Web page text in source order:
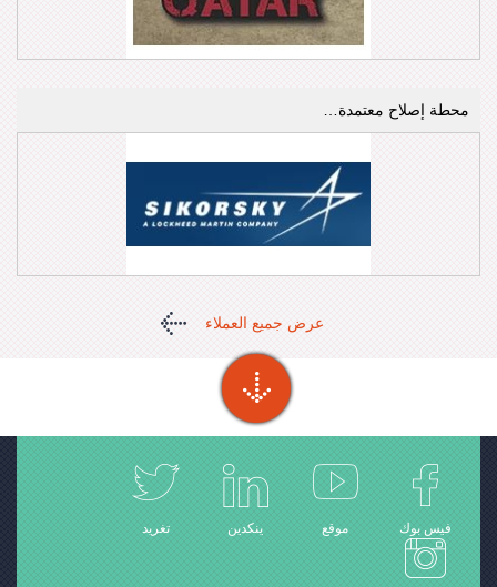
محطة إصلاح معتمدة…
عرض جميع العملاء
فيس بوك موقع ينكدين تغريد